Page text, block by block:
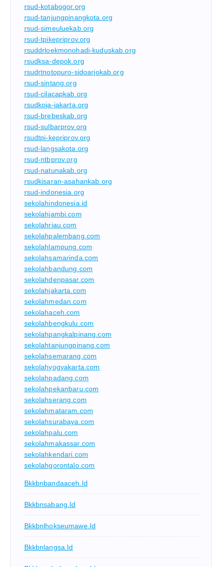
rsud-kotabogor.org
rsud-tanjungpinangkota.org
rsud-simeuluekab.org
rsud-tpikepriprov.org
rsuddrloekmonohadi-kuduskab.org
rsudksa-depok.org
rsudrtnotopuro-sidoarjokab.org
rsud-sintang.org
rsud-cilacapkab.org
rsudkoja-jakarta.org
rsud-brebeskab.org
rsud-sulbarprov.org
rsudtpi-kepriprov.org
rsud-langsakota.org
rsud-ntbprov.org
rsud-natunakab.org
rsudkisaran-asahankab.org
rsud-indonesia.org
sekolahindonesia.id
sekolahjambi.com
sekolahriau.com
sekolahpalembang.com
sekolahlampung.com
sekolahsamarinda.com
sekolahbandung.com
sekolahdenpasar.com
sekolahjakarta.com
sekolahmedan.com
sekolahaceh.com
sekolahbengkulu.com
sekolahpangkalpinang.com
sekolahtanjungpinang.com
sekolahsemarang.com
sekolahyogyakarta.com
sekolahpadang.com
sekolahpekanbaru.com
sekolahserang.com
sekolahmataram.com
sekolahsurabaya.com
sekolahpalu.com
sekolahmakassar.com
sekolahkendari.com
sekolahgorontalo.com
Bkkbnbandaaceh.id
Bkkbnsabang.id
Bkkbnlhokseumawe.id
Bkkbnlangsa.id